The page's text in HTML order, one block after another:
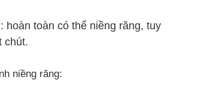
: hoàn toàn có thể niềng răng, tuy
chút.
niềng răng: